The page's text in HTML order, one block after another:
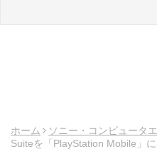
ホーム ソニー・コンピュータ
Suiteを「PlayStation Mobile」